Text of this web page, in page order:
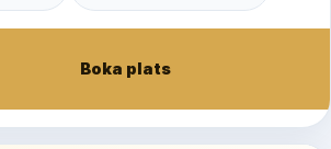
Boka plats